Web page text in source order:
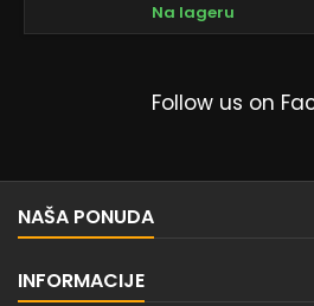
Na lageru
Follow us on
NAŠA PONUDA
INFORMACIJE